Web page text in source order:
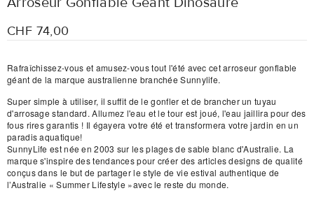
CHF 74,00
Rafraîchissez-vous et amusez-vous tout l'été avec cet arroseur gonflable
géant de la marque australienne branchée Sunnylife.
Super simple à utiliser, il suffit de le gonfler et de brancher un tuyau
d'arrosage standard. Allumez l'eau et le tour est joué, l'eau jaillira pour des
fous rires garantis ! Il égayera votre été et transformera votre jardin en un
paradis aquatique!
SunnyLife est née en 2003 sur les plages de sable blanc d'Australie. La
marque s'inspire des tendances pour créer des articles designs de qualité
conçus dans le but de partager le style de vie estival authentique de
l’Australie « Summer Lifestyle »avec le reste du monde.